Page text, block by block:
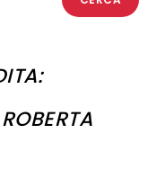
ROBERTA